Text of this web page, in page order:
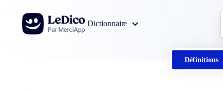
Aller au contenu
Dictionnaire
Définitions